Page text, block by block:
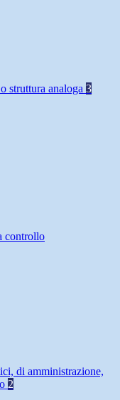
struttura analoga 3
controllo
di amministrazione,
2